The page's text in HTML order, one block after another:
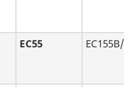
EC55